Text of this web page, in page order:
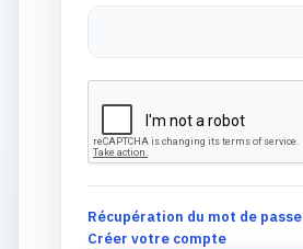
Récupération du mot de passe
Créer votre compte